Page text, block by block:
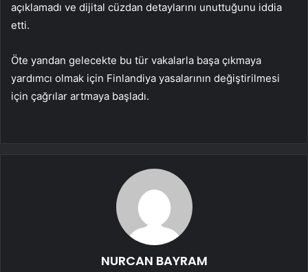
açıklamadı ve dijital cüzdan detaylarını unuttuğunu iddia
etti.
Öte yandan gelecekte bu tür vakalarla başa çıkmaya
yardımcı olmak için Finlandiya yasalarının değiştirilmesi
için çağrılar artmaya başladı.
NURCAN BAYRAM